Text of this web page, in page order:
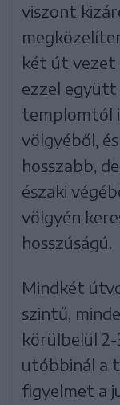
viszont
két út vezet
ezzel
templomtól
völgyéből,
hosszabb,
északi
völgyén
hosszúságú.
Mindkét
szintű,
körülbelül
utóbbinál a
figyelmet a